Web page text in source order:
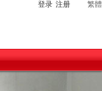
登录 注册 繁體